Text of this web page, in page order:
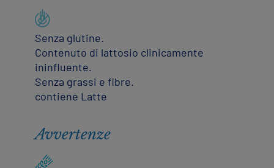
Senza glutine.
Contenuto di lattosio clinicamente
ininfluente.
Senza grassi e fibre.
contiene Latte
Avvertenze